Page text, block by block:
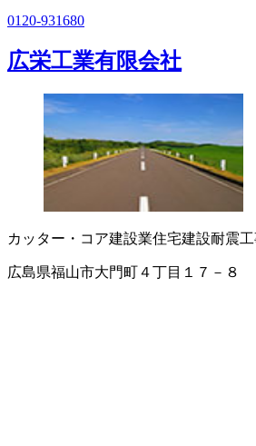
0120-931680
広栄工業有限会社
カッター・コア建設業住宅建設耐震
広島県福山市大門町４丁目１７－８